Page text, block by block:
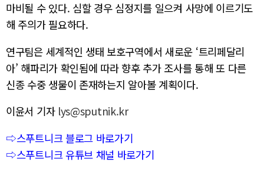
마비될 수 있다. 심할 경우 심정지를 일으켜 사망에 이르기도
해 주의가 필요하다.
연구팀은 세계적인 생태 보호구역에서 새로운 ‘트리페달리
아’ 해파리가 확인됨에 따라 향후 추가 조사를 통해 또 다른
신종 수중 생물이 존재하는지 알아볼 계획이다.
이윤서 기자 lys@sputnik.kr
⇨스푸트니크 블로그 바로가기
⇨스푸트니크 유튜브 채널 바로가기